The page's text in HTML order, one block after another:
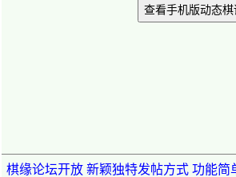
查看手机版动态棋
棋缘论坛开放 新颖独特发帖方式 功能